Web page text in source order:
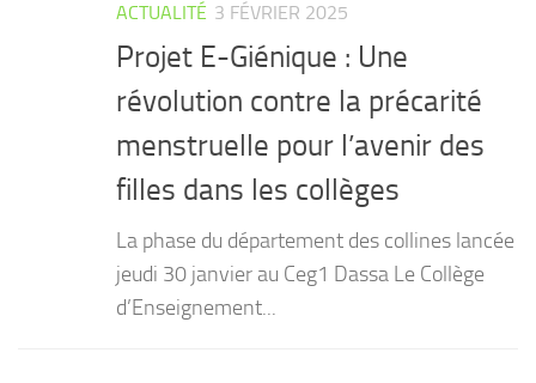
ACTUALITÉ 3 FÉVRIER 2025
Projet E-Giénique : Une
révolution contre la précarité
menstruelle pour l’avenir des
filles dans les collèges
La phase du département des collines lancée
jeudi 30 janvier au Ceg1 Dassa Le Collège
d’Enseignement...